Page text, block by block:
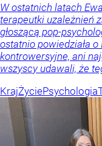
W ostatnich latach
terapeutki uzależnień
głoszącą pop-
ostatnio powiedziała
kontrowersyjne, ani
wszyscy udawali, że
KrajŻyciePsychologia